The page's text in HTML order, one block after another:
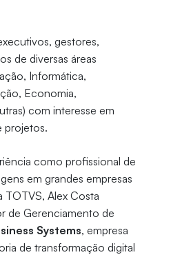
gestores,
de diversas áreas
Informática,
Economia,
com interesse em
projetos.
como profissional de
em grandes empresas
TOTVS, Alex Costa
de Gerenciamento de
Systems, empresa
de transformação digital